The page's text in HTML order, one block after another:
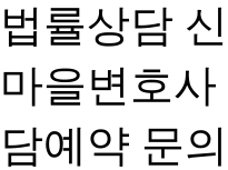
법률상담
마을변호
담예약 문